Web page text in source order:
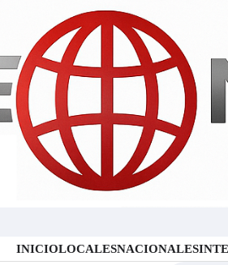
INICIOLOCALESNACIONALES